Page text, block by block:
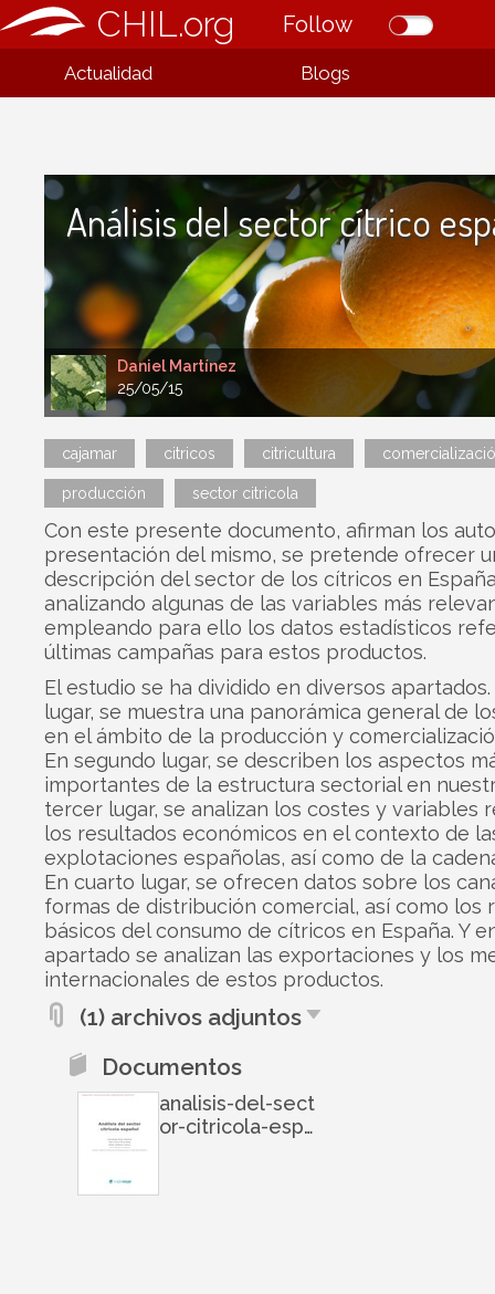
CHIL.org Follow
Actualidad Blogs
Daniel Martínez
25/05/15
Análisis del sector cítrico
cajamar citricos citricultura
producción sector citricola
Con este presente documento, afirman los
presentación del mismo, se pretende ofrecer
descripción del sector de los cítricos en
analizando algunas de las variables más
empleando para ello los datos estadísticos
últimas campañas para estos productos.
El estudio se ha dividido en diversos
lugar, se muestra una panorámica general de
en el ámbito de la producción y
En segundo lugar, se describen los aspectos
importantes de la estructura sectorial en
tercer lugar, se analizan los costes y variables
los resultados económicos en el contexto de
explotaciones españolas, así como de la
En cuarto lugar, se ofrecen datos sobre los
formas de distribución comercial, así como los
básicos del consumo de cítricos en España. Y
apartado se analizan las exportaciones y los
internacionales de estos productos.
(1) archivos adjuntos
Documentos
analisis-del-sect
or-citricola-espa